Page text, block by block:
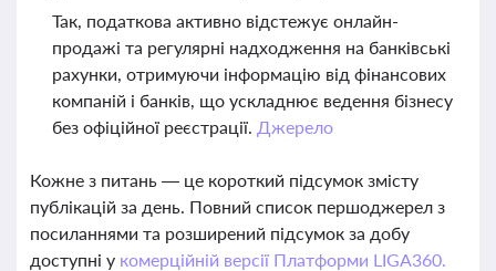
Так, податкова активно відстежує онлайн-
продажі та регулярні надходження на банківські
рахунки, отримуючи інформацію від фінансових
компаній і банків, що ускладнює ведення бізнесу
без офіційної реєстрації. Джерело
Кожне з питань — це короткий підсумок змісту
публікацій за день. Повний список першоджерел з
посиланнями та розширений підсумок за добу
доступні у комерційній версії Платформи LIGA360.